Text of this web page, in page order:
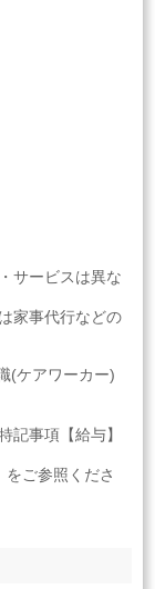
サービスは異な
家事代行などの
(ケアワーカー)
記事項【給与】
ご参照くださ